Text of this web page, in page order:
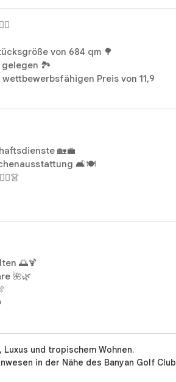
von 684 qm 🌳
gelegen 🏞️
Preis von 11,9
🏡💼
🛋️🍽️
🌅🍹
🌺🌿
und tropischem Wohnen.
in der Nähe des Banyan Golf Club